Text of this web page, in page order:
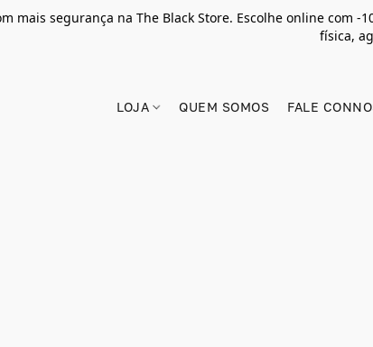
mais segurança na The Black Store. Escolhe online com
física,
LOJA QUEM SOMOS FALE